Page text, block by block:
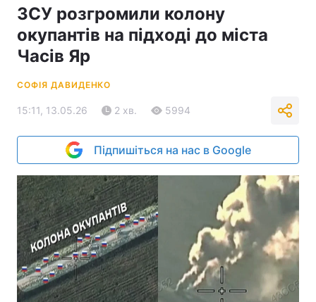
ЗСУ розгромили колону
окупантів на підході до міста
Часів Яр
СОФІЯ ДАВИДЕНКО
15:11, 13.05.26 2 хв. 5994
Підпишіться на нас в Google